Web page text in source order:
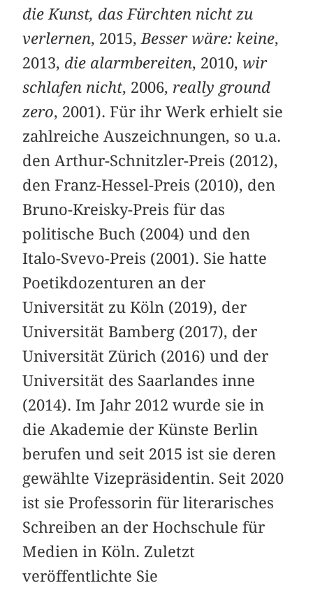
die Kunst, das Fürchten nicht zu
verlernen, 2015, Besser wäre: keine,
2013, die alarmbereiten, 2010, wir
schlafen nicht, 2006, really ground
zero, 2001). Für ihr Werk erhielt sie
zahlreiche Auszeichnungen, so u.a.
den Arthur-Schnitzler-Preis (2012),
den Franz-Hessel-Preis (2010), den
Bruno-Kreisky-Preis für das
politische Buch (2004) und den
Italo-Svevo-Preis (2001). Sie hatte
Poetikdozenturen an der
Universität zu Köln (2019), der
Universität Bamberg (2017), der
Universität Zürich (2016) und der
Universität des Saarlandes inne
(2014). Im Jahr 2012 wurde sie in
die Akademie der Künste Berlin
berufen und seit 2015 ist sie deren
gewählte Vizepräsidentin. Seit 2020
ist sie Professorin für literarisches
Schreiben an der Hochschule für
Medien in Köln. Zuletzt
veröffentlichte Sie